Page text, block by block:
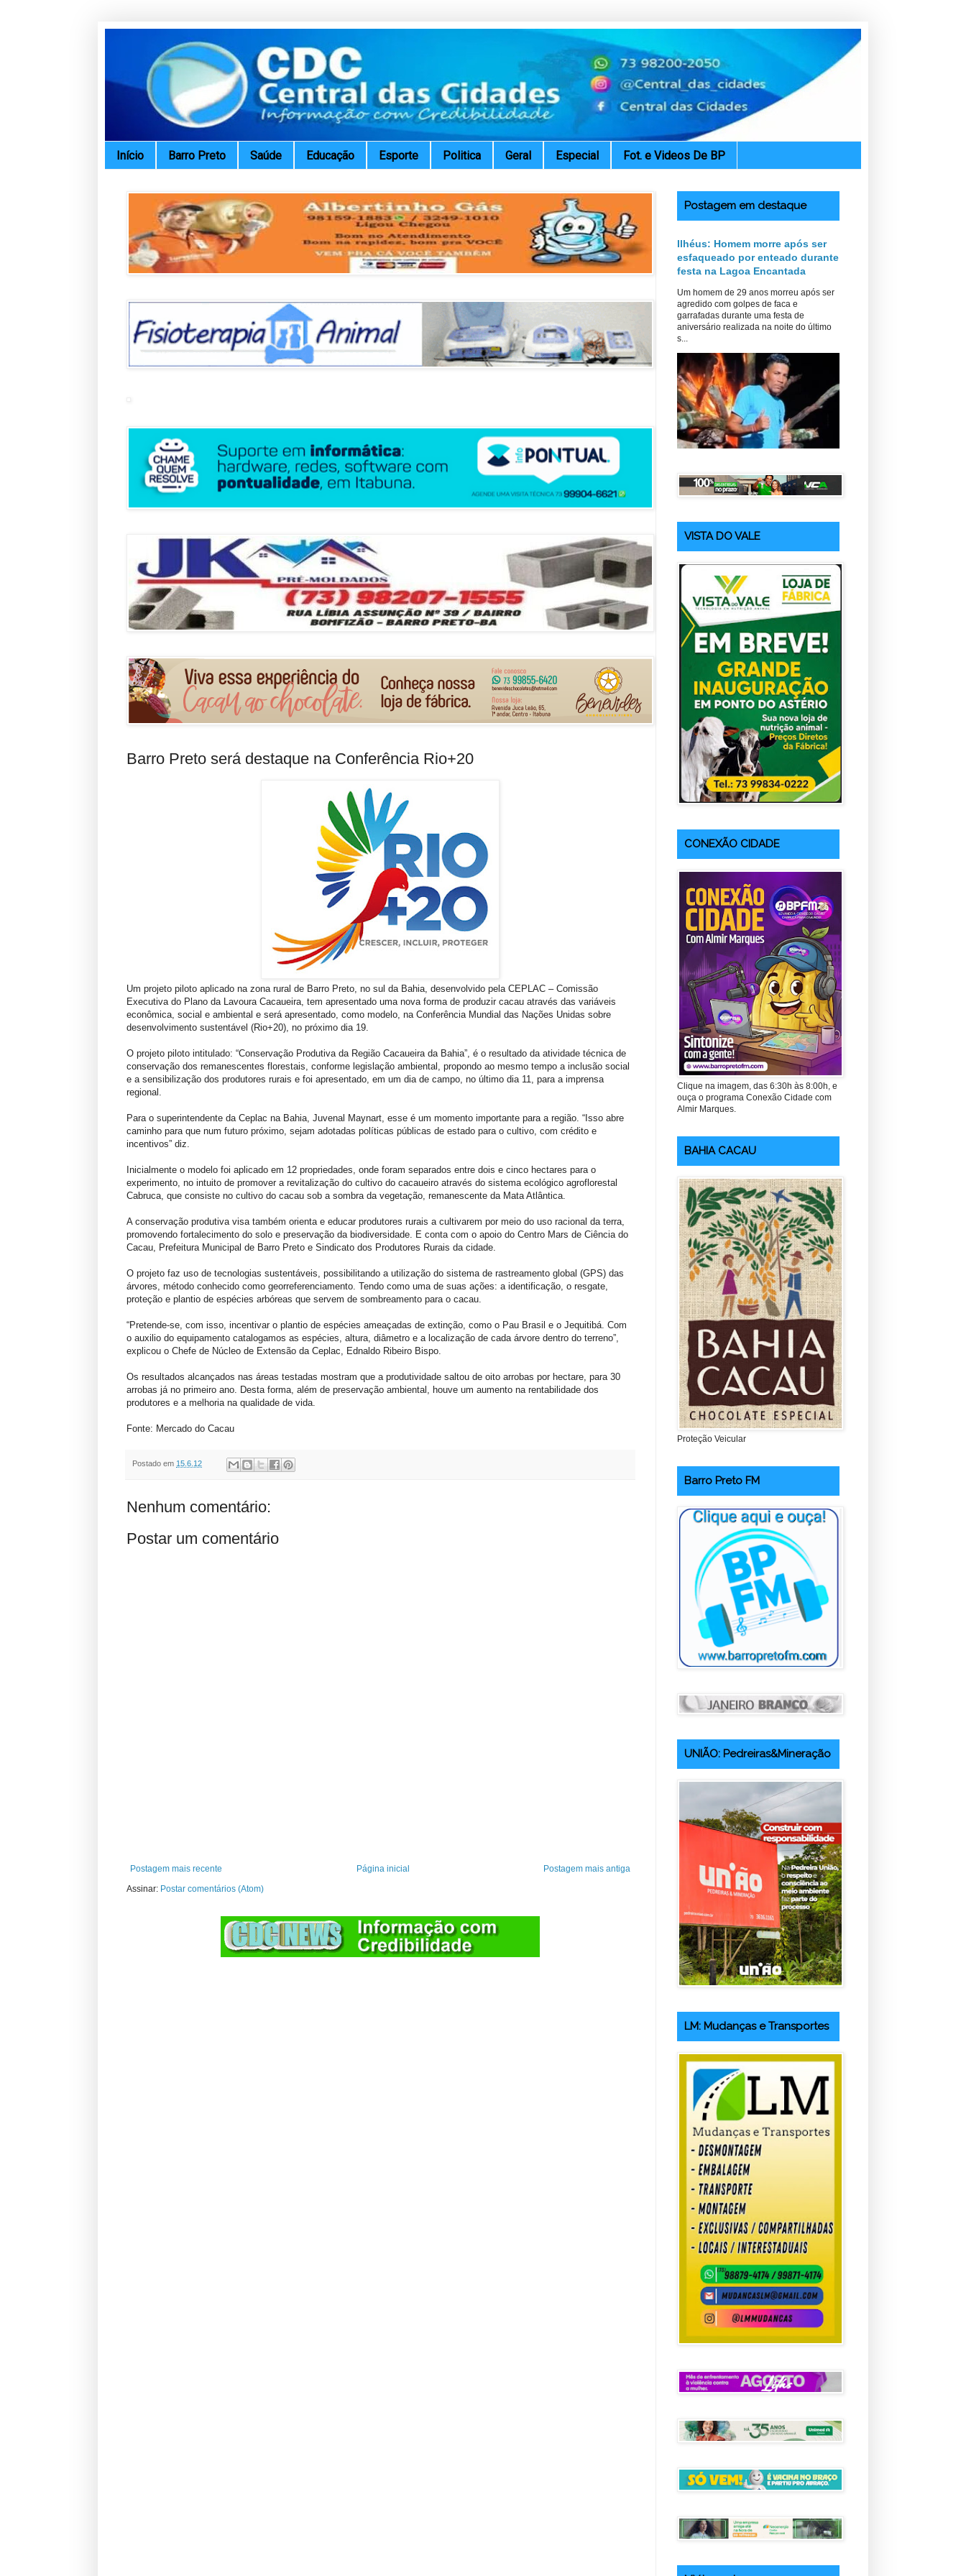
Início Barro Preto Saúde Educação Esporte Politica Geral Especial Fot. e Videos De BP
Barro Preto será destaque na Conferência Rio+20
Um projeto piloto aplicado na zona rural de Barro Preto, no sul da Bahia, desenvolvido pela CEPLAC – Comissão
Executiva do Plano da Lavoura Cacaueira, tem apresentado uma nova forma de produzir cacau através das variáveis
econômica, social e ambiental e será apresentado, como modelo, na Conferência Mundial das Nações Unidas sobre
desenvolvimento sustentável (Rio+20), no próximo dia 19.
O projeto piloto intitulado: “Conservação Produtiva da Região Cacaueira da Bahia”, é o resultado da atividade técnica de
conservação dos remanescentes florestais, conforme legislação ambiental, propondo ao mesmo tempo a inclusão social
e a sensibilização dos produtores rurais e foi apresentado, em um dia de campo, no último dia 11, para a imprensa
regional.
Para o superintendente da Ceplac na Bahia, Juvenal Maynart, esse é um momento importante para a região. “Isso abre
caminho para que num futuro próximo, sejam adotadas políticas públicas de estado para o cultivo, com crédito e
incentivos” diz.
Inicialmente o modelo foi aplicado em 12 propriedades, onde foram separados entre dois e cinco hectares para o
experimento, no intuito de promover a revitalização do cultivo do cacaueiro através do sistema ecológico agroflorestal
Cabruca, que consiste no cultivo do cacau sob a sombra da vegetação, remanescente da Mata Atlântica.
A conservação produtiva visa também orienta e educar produtores rurais a cultivarem por meio do uso racional da terra,
promovendo fortalecimento do solo e preservação da biodiversidade. E conta com o apoio do Centro Mars de Ciência do
Cacau, Prefeitura Municipal de Barro Preto e Sindicato dos Produtores Rurais da cidade.
O projeto faz uso de tecnologias sustentáveis, possibilitando a utilização do sistema de rastreamento global (GPS) das
árvores, método conhecido como georreferenciamento. Tendo como uma de suas ações: a identificação, o resgate,
proteção e plantio de espécies arbóreas que servem de sombreamento para o cacau.
“Pretende-se, com isso, incentivar o plantio de espécies ameaçadas de extinção, como o Pau Brasil e o Jequitibá. Com
o auxilio do equipamento catalogamos as espécies, altura, diâmetro e a localização de cada árvore dentro do terreno”,
explicou o Chefe de Núcleo de Extensão da Ceplac, Ednaldo Ribeiro Bispo.
Os resultados alcançados nas áreas testadas mostram que a produtividade saltou de oito arrobas por hectare, para 30
arrobas já no primeiro ano. Desta forma, além de preservação ambiental, houve um aumento na rentabilidade dos
produtores e a melhoria na qualidade de vida.
Fonte: Mercado do Cacau
Postado em 15.6.12
Nenhum comentário:
Postar um comentário
Postagem mais recente Postagem mais antiga
Página inicial
Assinar: Postar comentários (Atom)
Postagem em destaque
Ilhéus: Homem morre após ser
esfaqueado por enteado durante
festa na Lagoa Encantada
Um homem de 29 anos morreu após ser
agredido com golpes de faca e
garrafadas durante uma festa de
aniversário realizada na noite do último
s...
VISTA DO VALE
CONEXÃO CIDADE
Clique na imagem, das 6:30h às 8:00h, e
ouça o programa Conexão Cidade com
Almir Marques.
BAHIA CACAU
Proteção Veicular
Barro Preto FM
UNIÃO: Pedreiras&Mineração
LM: Mudanças e Transportes